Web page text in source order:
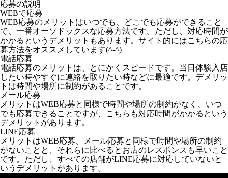
応募の説明
WEBで応募
WEB応募のメリットはいつでも、どこでも応募ができること
で、一番オーソドックスな応募方法です。ただし、対応時間が
かかるというデメリットもあります。サイト的にはこちらの応
募方法をオススメしています(^-^)
電話応募
電話応募のメリットは、とにかくスピードです。当日体験入店
したい時やすぐに連絡を取りたい時などに最適です。デメリッ
トは時間や場所に制約があることです。
メール応募
メリットはWEB応募と同様で時間や場所の制約がなく、いつ
でも応募できることですが、こちらも対応時間がかかるという
デメリットがあります。
LINE応募
メリットはWEB応募、メール応募と同様で時間や場所の制約
がないことと、それらに比べるとお店のレスポンスも早いこと
です。ただし、すべての店舗がLINE応募に対応していないと
いうデメリットがあります。